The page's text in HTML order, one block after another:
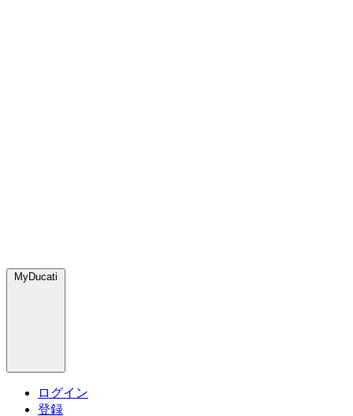
MyDucati
ログイン
登録